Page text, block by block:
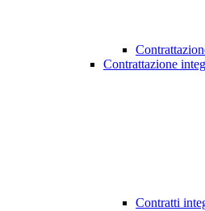
Contrattazione
Contratti